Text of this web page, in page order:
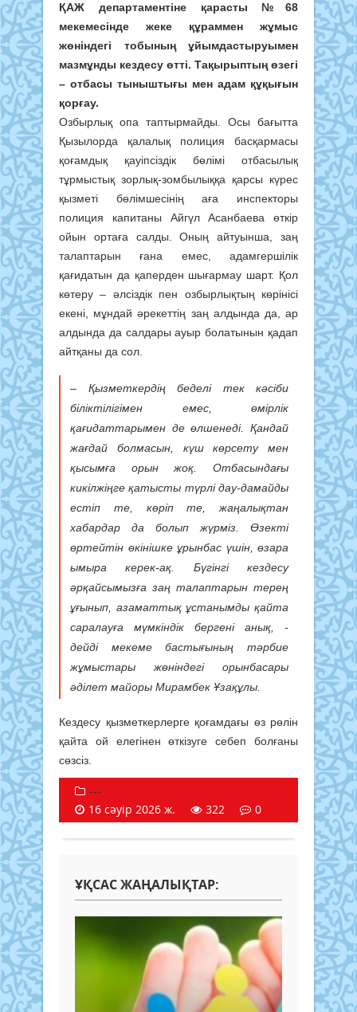
ҚАЖ департаментіне қарасты №68
мекемесінде жеке құраммен жұмыс
жөніндегі тобының ұйымдастыруымен
мазмұнды кездесу өтті. Тақырыптың өзегі
– отбасы тыныштығы мен адам құқығын
қорғау.
Озбырлық опа таптырмайды. Осы бағытта
Қызылорда қалалық полиция басқармасы
қоғамдық қауіпсіздік бөлімі отбасылық
тұрмыстық зорлық-зомбылыққа қарсы күрес
қызметі бөлімшесінің аға инспекторы
полиция капитаны Айгүл Асанбаева өткір
ойын ортаға салды. Оның айтуынша, заң
талаптарын ғана емес, адамгершілік
қағидатын да қаперден шығармау шарт. Қол
көтеру – әлсіздік пен озбырлықтың көрінісі
екені, мұндай әрекеттің заң алдында да, ар
алдында да салдары ауыр болатынын қадап
айтқаны да сол.
– Қызметкердің беделі тек кәсіби
біліктілігімен емес, өмірлік
қағидаттарымен де өлшенеді. Қандай
жағдай болмасын, күш көрсету мен
қысымға орын жоқ. Отбасындағы
кикілжіңге қатысты түрлі дау-дамайды
естіп те, көріп те, жаңалықтан
хабардар да болып жүрміз. Өзекті
өртейтін өкінішке ұрынбас үшін, өзара
ымыра керек-ақ. Бүгінгі кездесу
әрқайсымызға заң талаптарын терең
ұғынып, азаматтық ұстанымды қайта
саралауға мүмкіндік бергені анық, -
дейді мекеме бастығының тәрбие
жұмыстары жөніндегі орынбасары
әділет майоры Мирамбек Ұзақұлы.
Кездесу қызметкерлерге қоғамдағы өз рөлін
қайта ой елегінен өткізуге себеп болғаны
сөзсіз.
---
16 сәуір 2026 ж.
322 0
ҰҚСАС ЖАҢАЛЫҚТАР: